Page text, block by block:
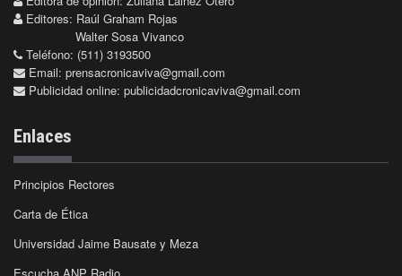
Editores: Raúl Graham Rojas
Walter Sosa Vivanco
Teléfono: (511) 3193500
Email: prensacronicaviva@gmail.com
Publicidad online: publicidadcronicaviva@gmail.com
Enlaces
Principios Rectores
Carta de Ética
Universidad Jaime Bausate y Meza
Escucha ANP Radio